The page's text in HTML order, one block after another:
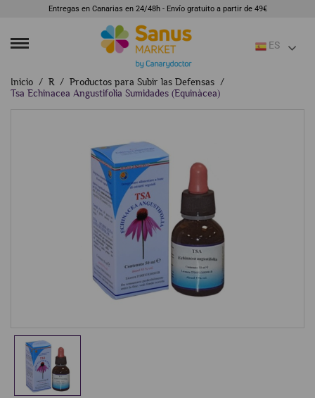
Entregas en Canarias en 24/48h - Envío gratuito a partir de 49€
ES
Inicio R
Productos para Subir las Defensas
Tsa Echinacea Angustifolia Sumidades (Equinàcea)